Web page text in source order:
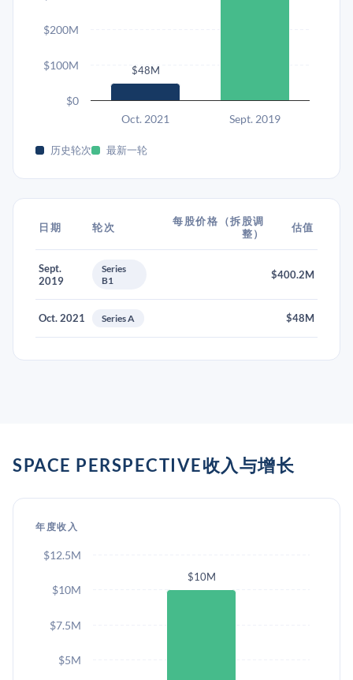
$48M
Oct. 2021 Sept. 2019
$0
$100M
$200M
历史轮次 最新一轮
日期 轮次
每股价格（拆股调
整）
估值
Sept.
2019
Series
B1
$400.2M
Oct. 2021 Series A $48M
SPACE PERSPECTIVE收入与增长
年度收入
$10M
$5M
$7.5M
$10M
$12.5M